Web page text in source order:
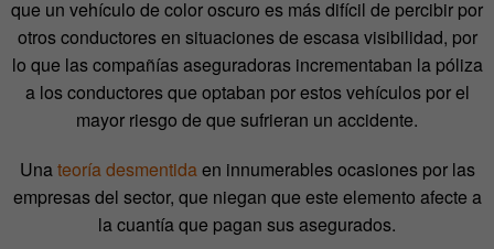
que un vehículo de color oscuro es más difícil de percibir por
otros conductores en situaciones de escasa visibilidad, por
lo que las compañías aseguradoras incrementaban la póliza
a los conductores que optaban por estos vehículos por el
mayor riesgo de que sufrieran un accidente.
Unateoría desmentidaen innumerables ocasiones por las
empresas del sector, que niegan que este elemento afecte a
la cuantía que pagan sus asegurados.